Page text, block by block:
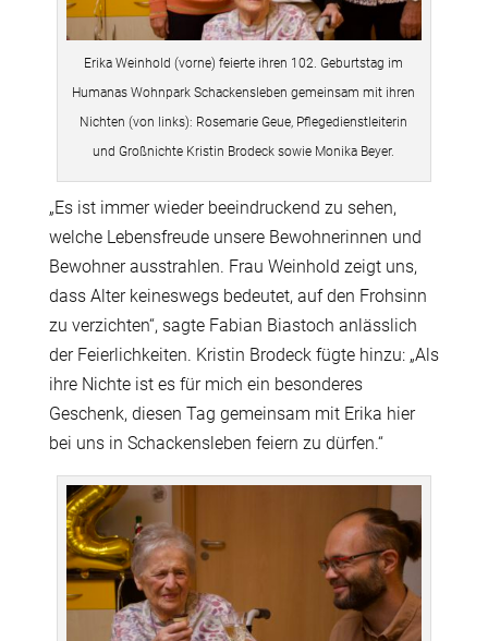
Erika Weinhold (vorne) feierte ihren 102. Geburtstag im
Humanas Wohnpark Schackensleben gemeinsam mit ihren
Nichten (von links): Rosemarie Geue, Pflegedienstleiterin
und Großnichte Kristin Brodeck sowie Monika Beyer.
„Es ist immer wieder beeindruckend zu sehen,
welche Lebensfreude unsere Bewohnerinnen und
Bewohner ausstrahlen. Frau Weinhold zeigt uns,
dass Alter keineswegs bedeutet, auf den Frohsinn
zu verzichten“, sagte Fabian Biastoch anlässlich
der Feierlichkeiten. Kristin Brodeck fügte hinzu: „Als
ihre Nichte ist es für mich ein besonderes
Geschenk, diesen Tag gemeinsam mit Erika hier
bei uns in Schackensleben feiern zu dürfen.“